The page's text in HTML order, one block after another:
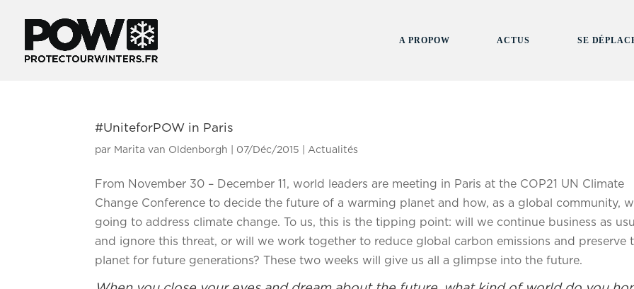
A PROPOW ACTUS SE
#UniteforPOW in Paris
par Marita van Oldenborgh 07/Déc/2015 Actualités
From November 30 – December 11, world leaders are meeting in Paris at the COP21 UN Climate
Change Conference to decide the future of a warming planet and how, as a global community,
going to address climate change. To us, this is the tipping point: will we continue business as
and ignore this threat, or will we work together to reduce global carbon emissions and preserve
planet for future generations? These two weeks will give us all a glimpse into the future.